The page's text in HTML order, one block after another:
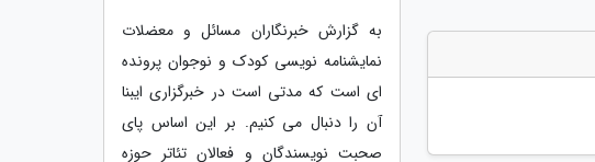
به گزارش خبرنگاران مسائل و معضلات
نمایشنامه نویسی کودک و نوجوان پرونده
ای است که مدتی است در خبرگزاری ایبنا
آن را دنبال می کنیم. بر این اساس پای
صحبت نویسندگان و فعالان تئاتر حوزه